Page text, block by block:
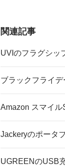
関連記事
UVIのフラグシッ
ブラックフライ
Amazon スマイ
Jackeryのポータ
UGREENのUSB